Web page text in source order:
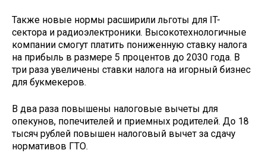
Также новые нормы расширили льготы для IT-
сектора и радиоэлектроники. Высокотехнологичные
компании смогут платить пониженную ставку налога
на прибыль в размере 5 процентов до 2030 года. В
три раза увеличены ставки налога на игорный бизнес
для букмекеров.
В два раза повышены налоговые вычеты для
опекунов, попечителей и приемных родителей. До 18
тысяч рублей повышен налоговый вычет за сдачу
нормативов ГТО.